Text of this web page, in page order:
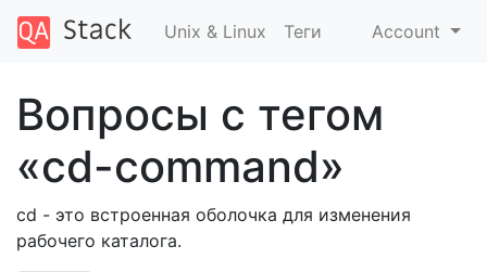
Unix & Linux Теги Account
Вопросы с тегом
«cd-command»
cd - это встроенная оболочка для изменения
рабочего каталога.